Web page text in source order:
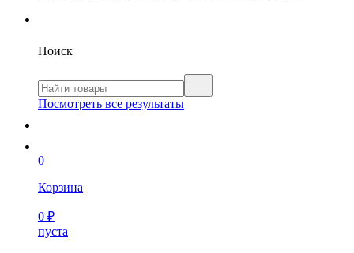
Поиск
Посмотреть все результаты
0
Корзина
0 ₽
пуста